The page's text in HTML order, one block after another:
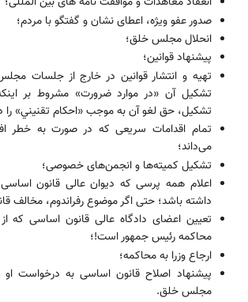
صدور عفو ویژه، اعطای نشان و گفتگو با مردم؛
انحلال مجلس خلق؛
پیشنهاد قوانین؛
تهيه و انتشار قوانين در خارج از جلسات
تشكيل آن «در موارد ضرورت» مشروط بر
تشكيل، حق لغو آن به موجب «احكام تقنيني» را
تمام اقدامات سریعی که در صورت به خطر
‌‌‌‌‌‌‌‌می‌د‌‌‌‌‌‌‌‌‌‌‌‌‌‌‌‌‌‌‌‌‌‌‌‌اند؛
تشکیل کمیته­‌‌‌‌‌‌‌‌ها و انجمن­‌‌‌‌‌‌‌‌های خصوصی؛
اعلام همه پرسی که دیوان عالی قانون اساسی
داشته باشد؛ حتی اگر موضوع رفر‌‌‌‌‌‌‌‌‌‌‌‌‌‌‌‌‌‌‌‌‌‌‌‌اندوم، مخالف
تعیین اعضای دادگاه عالی قانون اساسی که
محاکمه رئیس جمهور ‌‌‌‌‌‌‌است!؛
ارجاع وزرا به محاکمه؛
پیشنهاد اصلاح قانون اساسی به درخو‌‌‌‌‌‌‌است
مجلس خلق.